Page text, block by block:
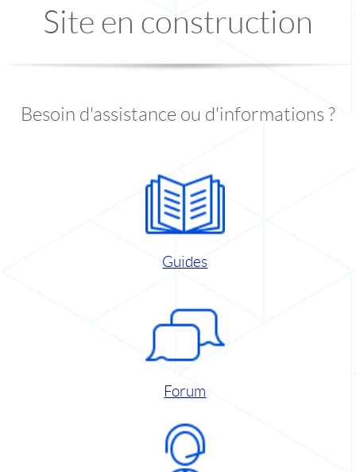
Site en construction
Besoin d'assistance ou d'informations ?
Guides
Forum